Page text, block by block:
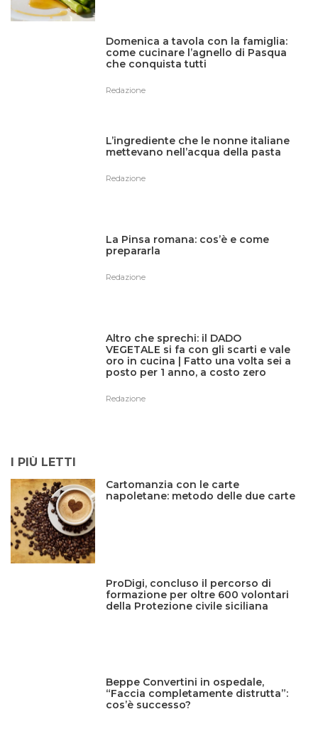
Domenica a tavola con la famiglia:
come cucinare l’agnello di Pasqua
che conquista tutti
Redazione
L’ingrediente che le nonne italiane
mettevano nell’acqua della pasta
Redazione
La Pinsa romana: cos’è e come
prepararla
Redazione
Altro che sprechi: il DADO
VEGETALE si fa con gli scarti e vale
oro in cucina | Fatto una volta sei a
posto per 1 anno, a costo zero
Redazione
I PIÙ LETTI
Cartomanzia con le carte
napoletane: metodo delle due carte
ProDigi, concluso il percorso di
formazione per oltre 600 volontari
della Protezione civile siciliana
Beppe Convertini in ospedale,
“Faccia completamente distrutta”:
cos’è successo?